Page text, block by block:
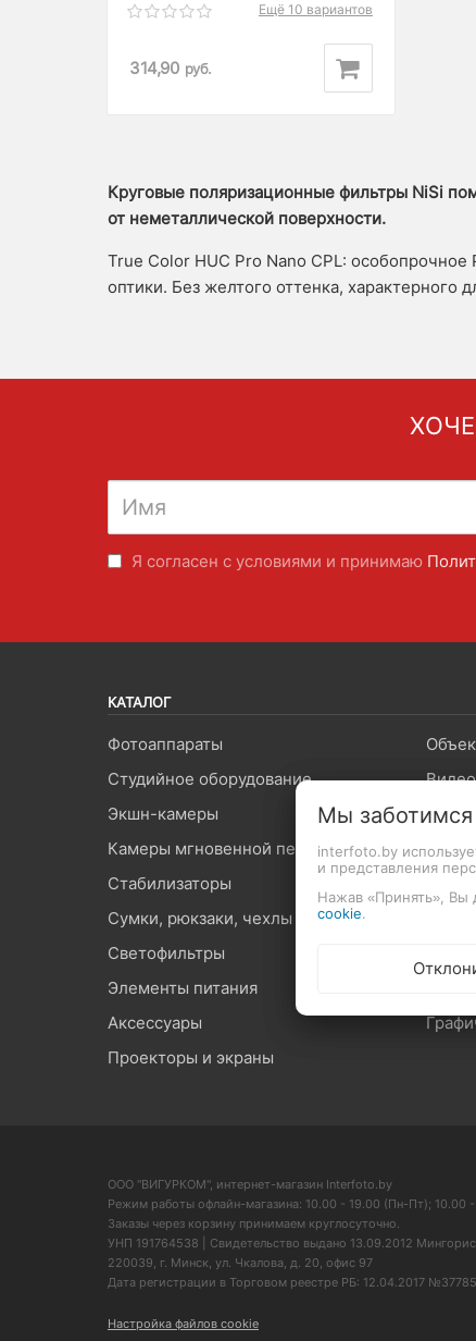
Ещё 10 вариантов
314,90 руб.
Круговые поляризационные фильтры NiSi
от неметаллической поверхности.
True Color HUC Pro Nano CPL:
оптики. Без желтого оттенка,
Я согласен с условиями и принимаю
КАТАЛОГ
Фотоаппараты
Студийное оборудование
Экшн-камеры
Камеры мгновенной печати
Стабилизаторы
Сумки, рюкзаки, чехлы
Светофильтры
Элементы питания
Аксессуары
Проекторы и экраны
ООО "ВИГУРКОМ", интернет-магазин Interfoto.by
Режим работы офлайн-магазина: 10.00 - 19.00 (Пн-Пт); 10.00 -
Заказы через корзину принимаем круглосуточно.
УНП 191764538 | Свидетельство выдано 13.09.2012
220039, г. Минск, ул. Чкалова, д. 20, офис 97
Дата регистрации в Торговом реестре РБ: 12.04.2017
Настройка файлов cookie
Мы
interfoto.by
и представления
Нажав «Принять», Вы
cookie.